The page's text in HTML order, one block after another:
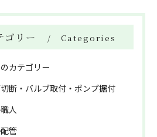
ゴリー Categories
カテゴリー
断・バルブ取付・ポンプ据付
人
管